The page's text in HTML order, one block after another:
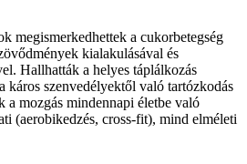
megismerkedhettek a cukorbetegség
kialakulásával és
Hallhatták a helyes táplálkozás
káros szenvedélyektől való tartózkodás
a mozgás mindennapi életbe való
(aerobikedzés, cross-fit), mind elméleti